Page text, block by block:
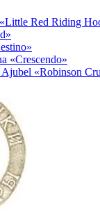
Red Riding
«Crescendo»
«Robinson